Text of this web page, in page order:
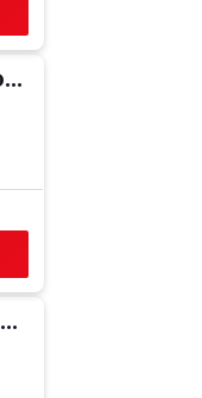
Motel 6-Danvers, Ma - Boston North
DoubleTree by Hilton Hotel Boston North Shore